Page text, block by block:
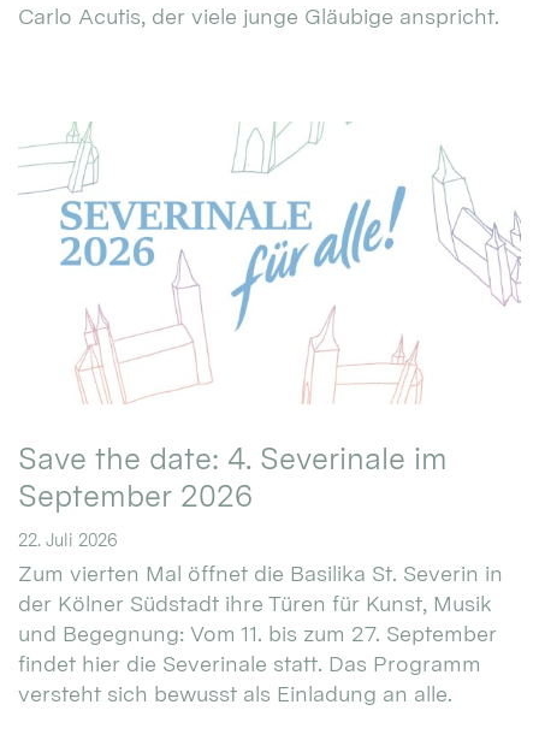
Carlo Acutis, der viele junge Gläubige anspricht.
Save the date: 4. Severinale im
September 2026
22. Juli 2026
Zum vierten Mal öffnet die Basilika St. Severin in
der Kölner Südstadt ihre Türen für Kunst, Musik
und Begegnung: Vom 11. bis zum 27. September
findet hier die Severinale statt. Das Programm
versteht sich bewusst als Einladung an alle.